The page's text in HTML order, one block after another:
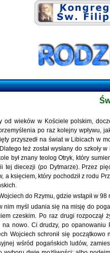
od wieków w Kościele polskim,
po raz kolejny wpływu,
przyszedł na świat w Libicach w
też został wysłany do
był znany teolog Otryk, który
diecezji (po Dytmarze). Przez
a księciem, który pochodził z rodu
do Rzymu, gdzie wstąpił w
nim myśl udania się na misję do
czeskim. Po raz drugi rozpoczął
na nowo. Ci drudzy, po
Wojciech schronił się
wśród pogańskich ludów,